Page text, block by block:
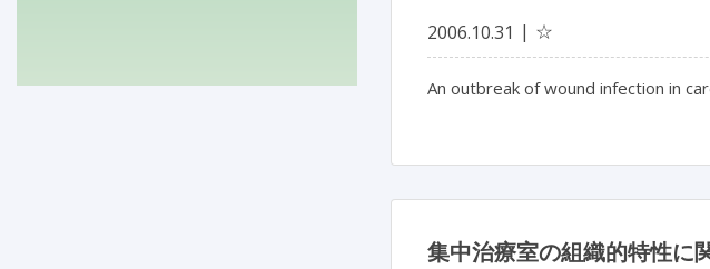
2006.10.31 ☆
An outbreak of wound infection in
集中治療室の組織的特性に